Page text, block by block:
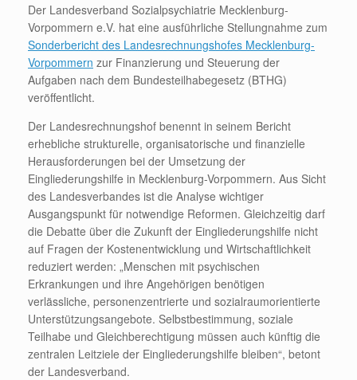
Der Landesverband Sozialpsychiatrie Mecklenburg-
Vorpommern e.V. hat eine ausführliche Stellungnahme zum
Sonderbericht des Landesrechnungshofes Mecklenburg-
Vorpommern zur Finanzierung und Steuerung der
Aufgaben nach dem Bundesteilhabegesetz (BTHG)
veröffentlicht.
Der Landesrechnungshof benennt in seinem Bericht
erhebliche strukturelle, organisatorische und finanzielle
Herausforderungen bei der Umsetzung der
Eingliederungshilfe in Mecklenburg-Vorpommern. Aus Sicht
des Landesverbandes ist die Analyse wichtiger
Ausgangspunkt für notwendige Reformen. Gleichzeitig darf
die Debatte über die Zukunft der Eingliederungshilfe nicht
auf Fragen der Kostenentwicklung und Wirtschaftlichkeit
reduziert werden: „Menschen mit psychischen
Erkrankungen und ihre Angehörigen benötigen
verlässliche, personenzentrierte und sozialraumorientierte
Unterstützungsangebote. Selbstbestimmung, soziale
Teilhabe und Gleichberechtigung müssen auch künftig die
zentralen Leitziele der Eingliederungshilfe bleiben“, betont
der Landesverband.